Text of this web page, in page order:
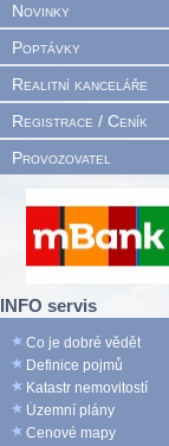
Novinky
Poptávky
Realitní kanceláře
Registrace / Ceník
Provozovatel
INFO servis
Co je dobré vědět
Definice pojmů
Katastr nemovitostí
Územní plány
Cenové mapy